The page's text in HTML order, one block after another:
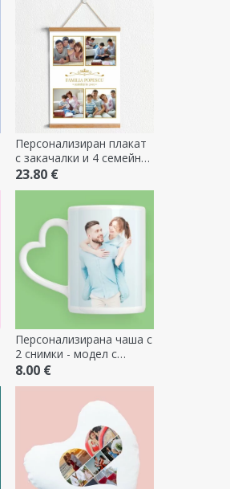
Персонализиран плакат
с закачалки и 4 семейни
снимки
23.80 €
Персонализирана чаша с
2 снимки - модел с
дръжка във формата на
сърце
8.00 €